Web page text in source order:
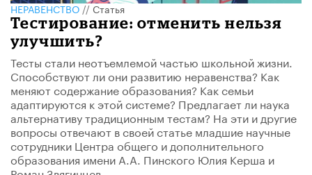
НЕРАВЕНСТВО//Статья
Тестирование: отменить нельзя
улучшить?
Тесты стали неотъемлемой частью школьной жизни.
Способствуют ли они развитию неравенства? Как
меняют содержание образования? Как семьи
адаптируются к этой системе? Предлагает ли наука
альтернативу традиционным тестам? На эти и другие
вопросы отвечают в своей статье младшие научные
сотрудники Центра общего и дополнительного
образования имени А.А. Пинского Юлия Керша и